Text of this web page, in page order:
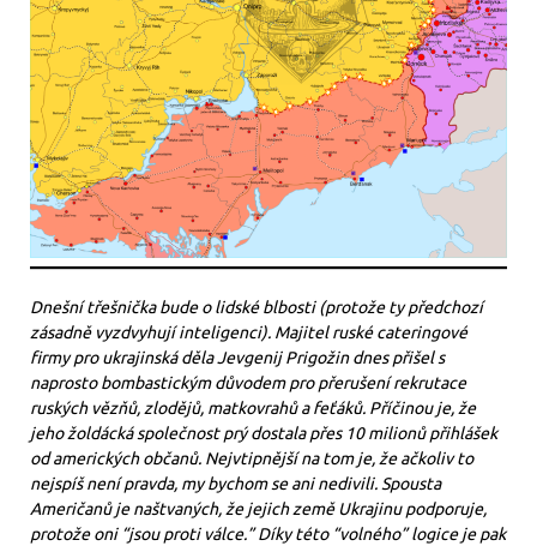
Dnešní třešnička bude o lidské blbosti (protože ty předchozí
zásadně vyzdvyhují inteligenci). Majitel ruské cateringové
firmy pro ukrajinská děla Jevgenij Prigožin dnes přišel s
naprosto bombastickým důvodem pro přerušení rekrutace
ruských vězňů, zlodějů, matkovrahů a feťáků. Příčinou je, že
jeho žoldácká společnost prý dostala přes 10 milionů přihlášek
od amerických občanů. Nejvtipnější na tom je, že ačkoliv to
nejspíš není pravda, my bychom se ani nedivili. Spousta
Američanů je naštvaných, že jejich země Ukrajinu podporuje,
protože oni “jsou proti válce.” Díky této “volného” logice je pak